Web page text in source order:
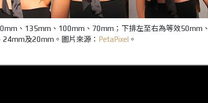
、135mm、100mm、70mm；下排左至右為等效50mm、
24mm及20mm。圖片來源： PetaPixel 。